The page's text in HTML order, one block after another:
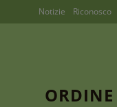
Notizie Riconosco